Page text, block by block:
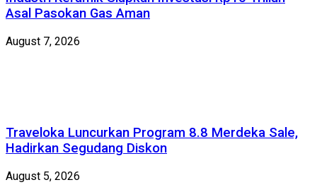
Asal Pasokan Gas Aman
August 7, 2026
Traveloka Luncurkan Program 8.8 Merdeka Sale,
Hadirkan Segudang Diskon
August 5, 2026